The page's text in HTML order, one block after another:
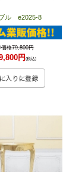
ル e2025-8
価格79,800円
円 (税込)